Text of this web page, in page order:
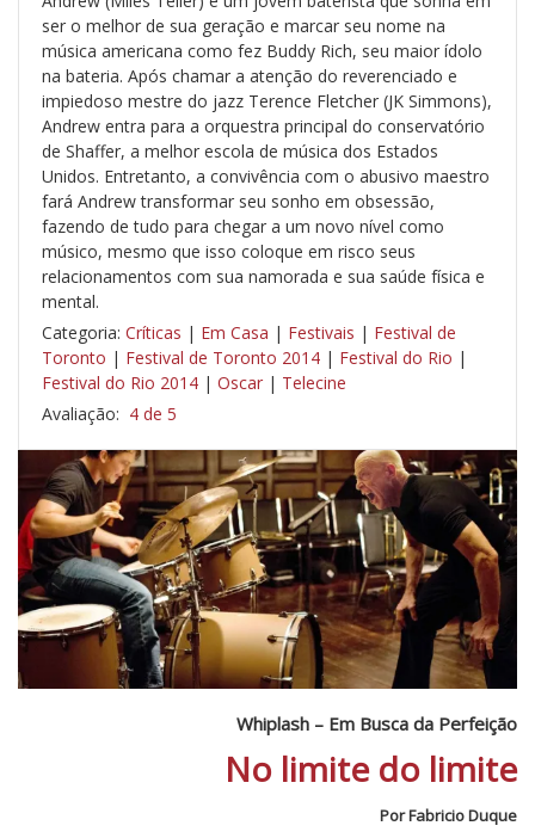
ser o melhor de sua geração e marcar seu nome na
música americana como fez Buddy Rich, seu maior ídolo
na bateria. Após chamar a atenção do reverenciado e
impiedoso mestre do jazz Terence Fletcher (JK Simmons),
Andrew entra para a orquestra principal do conservatório
de Shaffer, a melhor escola de música dos Estados
Unidos. Entretanto, a convivência com o abusivo maestro
fará Andrew transformar seu sonho em obsessão,
fazendo de tudo para chegar a um novo nível como
músico, mesmo que isso coloque em risco seus
relacionamentos com sua namorada e sua saúde física e
mental.
Categoria: Críticas | Em Casa | Festivais | Festival de
Toronto | Festival de Toronto 2014 | Festival do Rio |
Festival do Rio 2014 | Oscar | Telecine
Avaliação: 4 de 5
Whiplash – Em Busca da Perfeição
No limite do limite
Por Fabricio Duque